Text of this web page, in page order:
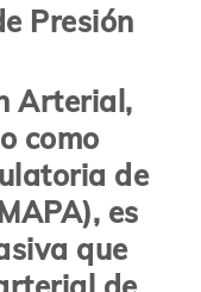
Presión
Arterial ,
como
de
, es
que